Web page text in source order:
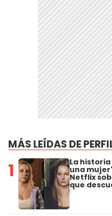
MÁS LEÍDAS DE
1 La historia
una
Netflix
que